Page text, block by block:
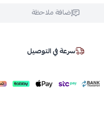
إضافة ملاحظة
سرعة في التوصيل